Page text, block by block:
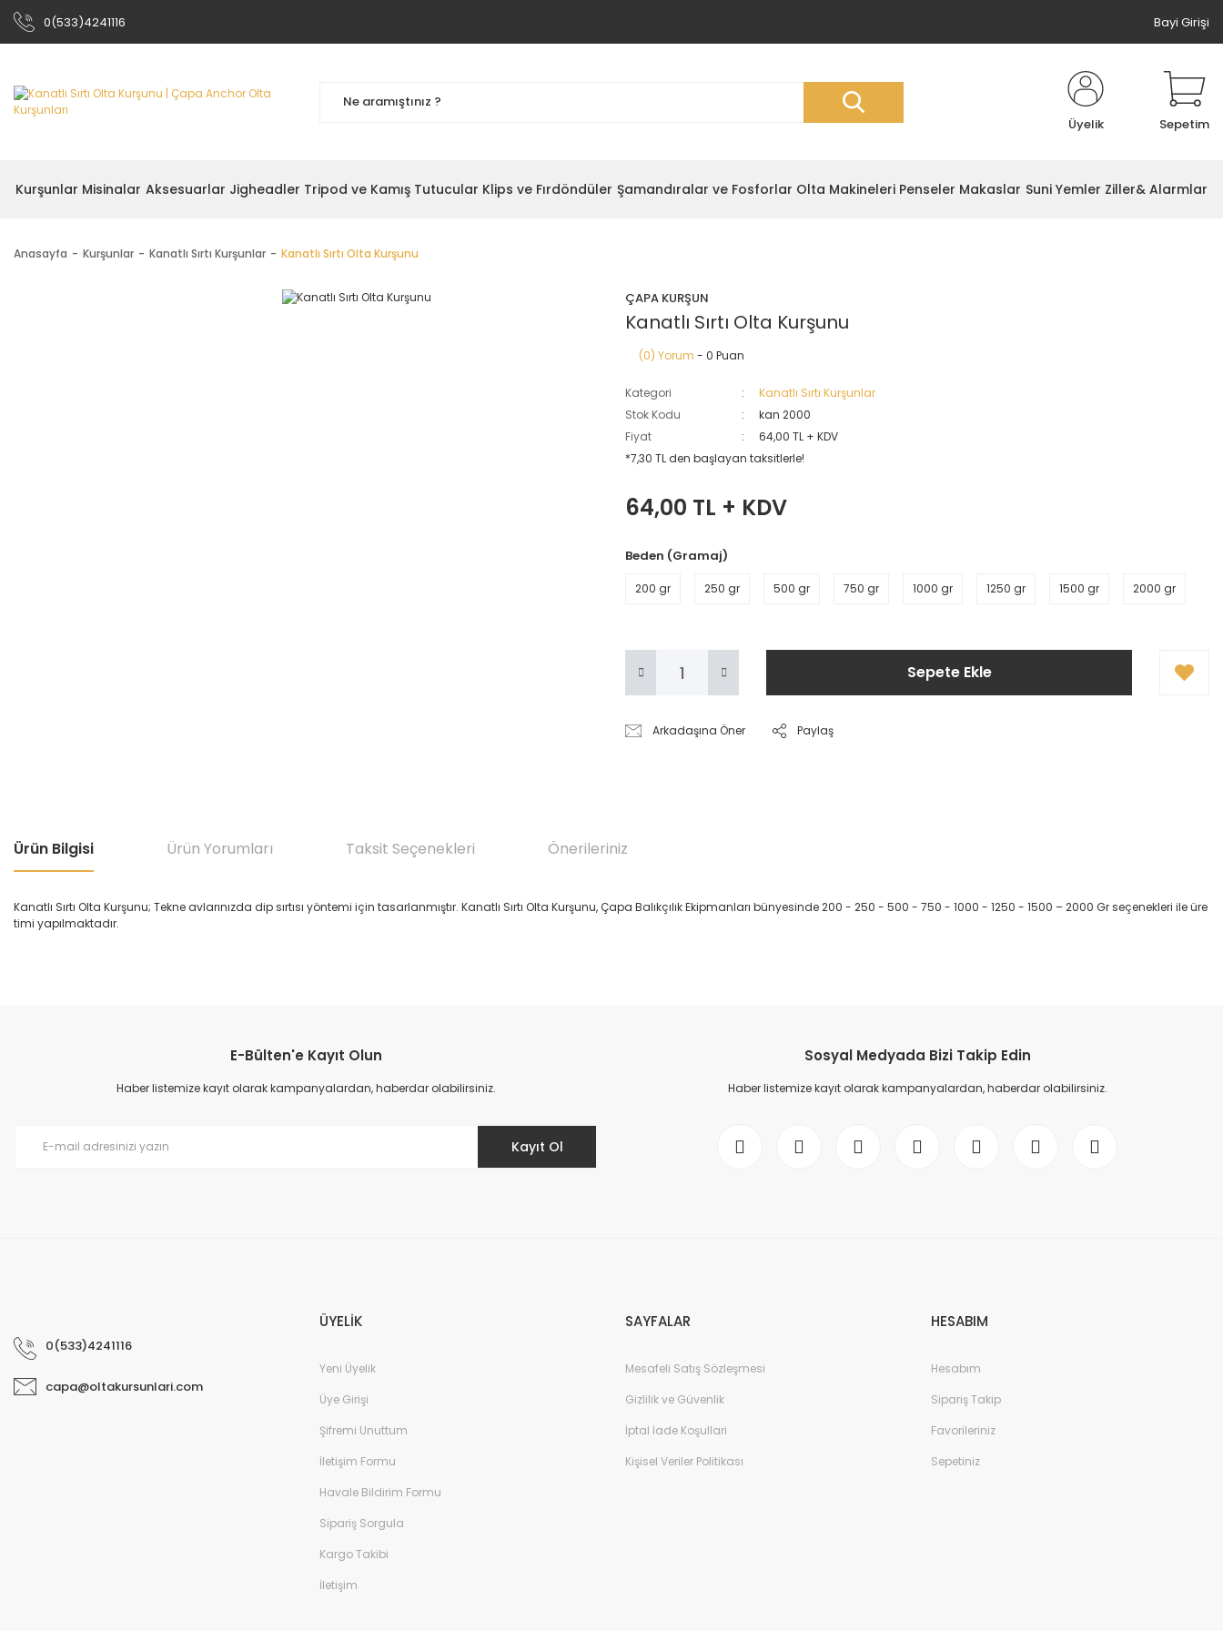
0(533)4241116 Bayi Girişi
Üyelik Sepetim
Kurşunlar Misinalar Aksesuarlar Jigheadler Tripod ve Kamış Tutucular Klips ve Fırdöndüler Şamandıralar ve Fosforlar Olta Makineleri Penseler Makaslar Suni Yemler Ziller& Alarmlar
Anasayfa Kurşunlar Kanatlı Sırtı Kurşunlar Kanatlı Sırtı Olta Kurşunu
ÇAPA KURŞUN
Kanatlı Sırtı Olta Kurşunu
(0) Yorum - 0 Puan
Kategori
Kanatlı Sırtı Kurşunlar
Stok Kodu
kan 2000
Fiyat
64,00 TL + KDV
*7,30 TL den başlayan taksitlerle!
64,00 TL + KDV
Beden (Gramaj)
200 gr 250 gr 500 gr 750 gr 1000 gr 1250 gr 1500 gr 2000 gr
Sepete Ekle
Arkadaşına Öner Paylaş
Ürün Bilgisi Ürün Yorumları Taksit Seçenekleri Önerileriniz
Kanatlı Sırtı Olta Kurşunu; Tekne avlarınızda dip sırtısı yöntemi için tasarlanmıştır. Kanatlı Sırtı Olta Kurşunu, Çapa Balıkçılık Ekipmanları bünyesinde 200 - 250 - 500 - 750 - 1000 - 1250 - 1500 – 2000 Gr seçenekleri ile üre
timi yapılmaktadır.
Ürün resmi kalitesiz, bozuk veya görüntülenemiyor.
Ürün açıklamasında eksik bilgiler bulunuyor.
E-Bülten'e Kayıt Olun
Haber listemize kayıt olarak kampanyalardan, haberdar olabilirsiniz.
Kayıt Ol
Sosyal Medyada Bizi Takip Edin
Haber listemize kayıt olarak kampanyalardan, haberdar olabilirsiniz.
0(533)4241116
capa@oltakursunlari.com
ÜYELİK
Yeni Üyelik
Üye Girişi
Şifremi Unuttum
İletişim Formu
Havale Bildirim Formu
Sipariş Sorgula
Kargo Takibi
İletişim
SAYFALAR
Mesafeli Satış Sözleşmesi
Gizlilik ve Güvenlik
İptal İade Koşullari
Kişisel Veriler Politikası
HESABIM
Hesabım
Sipariş Takip
Favorileriniz
Sepetiniz